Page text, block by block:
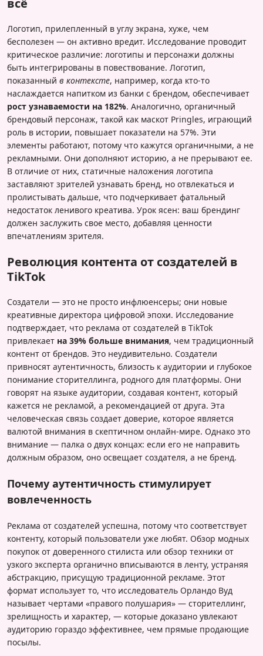
всё
Логотип, прилепленный в углу экрана, хуже, чем
бесполезен — он активно вредит. Исследование проводит
критическое различие: логотипы и персонажи должны
быть интегрированы в повествование. Логотип,
показанный в контексте, например, когда кто-то
наслаждается напитком из банки с брендом, обеспечивает
рост узнаваемости на 182%. Аналогично, органичный
брендовый персонаж, такой как маскот Pringles, играющий
роль в истории, повышает показатели на 57%. Эти
элементы работают, потому что кажутся органичными, а не
рекламными. Они дополняют историю, а не прерывают ее.
В отличие от них, статичные наложения логотипа
заставляют зрителей узнавать бренд, но отвлекаться и
пролистывать дальше, что подчеркивает фатальный
недостаток ленивого креатива. Урок ясен: ваш брендинг
должен заслужить свое место, добавляя ценности
впечатлениям зрителя.
Революция контента от создателей в
TikTok
Создатели — это не просто инфлюенсеры; они новые
креативные директора цифровой эпохи. Исследование
подтверждает, что реклама от создателей в TikTok
привлекает на 39% больше внимания, чем традиционный
контент от брендов. Это неудивительно. Создатели
привносят аутентичность, близость к аудитории и глубокое
понимание сторителлинга, родного для платформы. Они
говорят на языке аудитории, создавая контент, который
кажется не рекламой, а рекомендацией от друга. Эта
человеческая связь создает доверие, которое является
валютой внимания в скептичном онлайн-мире. Однако это
внимание — палка о двух концах: если его не направить
должным образом, оно освещает создателя, а не бренд.
Почему аутентичность стимулирует
вовлеченность
Реклама от создателей успешна, потому что соответствует
контенту, который пользователи уже любят. Обзор модных
покупок от доверенного стилиста или обзор техники от
узкого эксперта органично вписываются в ленту, устраняя
абстракцию, присущую традиционной рекламе. Этот
формат использует то, что исследователь Орландо Вуд
называет чертами «правого полушария» — сторителлинг,
зрелищность и характер, — которые доказано увлекают
аудиторию гораздо эффективнее, чем прямые продающие
посылы.